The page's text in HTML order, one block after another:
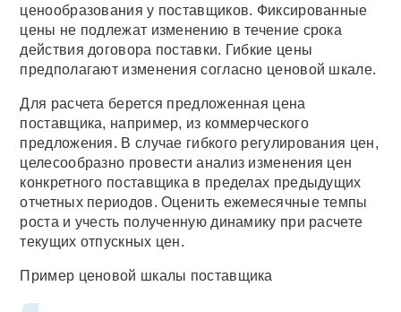
ценообразования у поставщиков. Фиксированные
цены не подлежат изменению в течение срока
действия договора поставки. Гибкие цены
предполагают изменения согласно ценовой шкале.
Для расчета берется предложенная цена
поставщика, например, из коммерческого
предложения. В случае гибкого регулирования цен,
целесообразно провести анализ изменения цен
конкретного поставщика в пределах предыдущих
отчетных периодов. Оценить ежемесячные темпы
роста и учесть полученную динамику при расчете
текущих отпускных цен.
Пример ценовой шкалы поставщика